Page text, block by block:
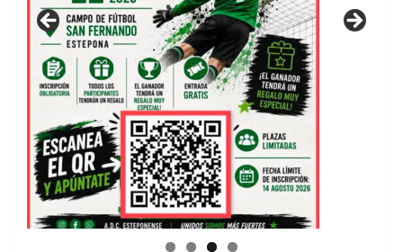
GUIA DE INSTALACIONES DEPORTIVAS